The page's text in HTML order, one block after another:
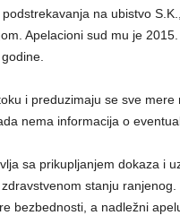
na ubistvo
Apelacioni sud mu je
i preduzimaju se sve
nema informacija o
sa prikupljanjem dokaza i
stanju
bezbednosti, a nadležni